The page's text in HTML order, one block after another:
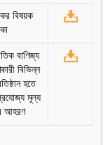
বিষয়ক
বাণিজ্য
বিভিন্ন
হতে
প্রযোজ্য মূল্য
আহরণ